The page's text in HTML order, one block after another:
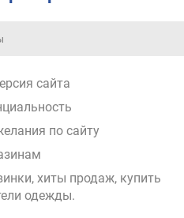
сайта
по сайту
хиты продаж, купить
одежды.